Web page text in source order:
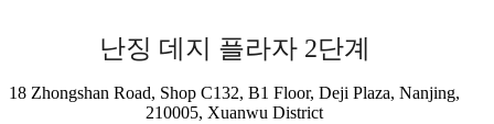
난징 데지 플라자 2단계
18 Zhongshan Road, Shop C132, B1 Floor, Deji Plaza, Nanjing,
210005, Xuanwu District